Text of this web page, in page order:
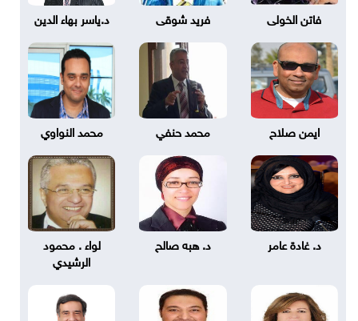
فاتن الخولى فريد شوقى د.ياسر بهاء الدين
ايمن صلاح محمد حنفي محمد النواوي
د. غادة عامر د. هبه صالح
لواء . محمود
الرشيدي